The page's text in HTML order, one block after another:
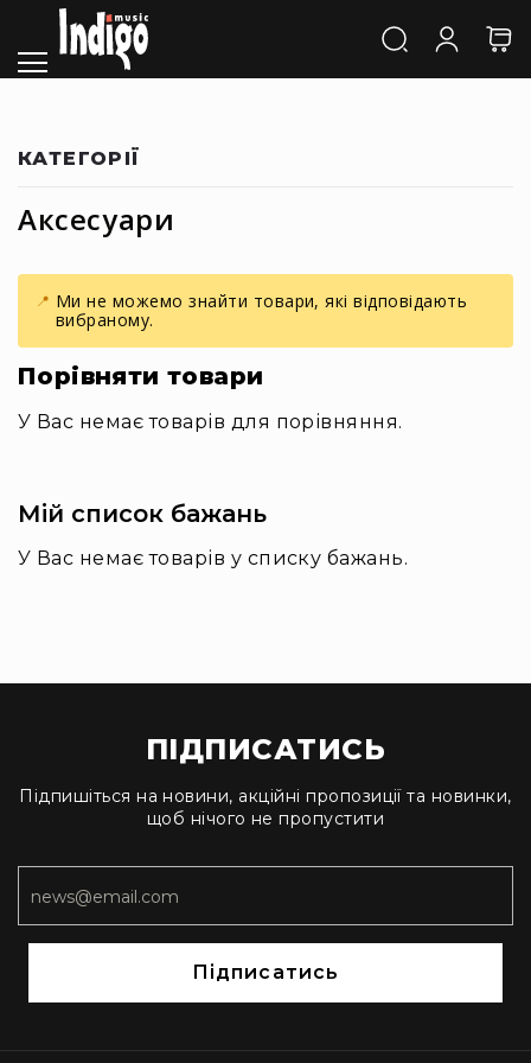
Каталог
Звук
АС
Сабвуфери
Саундбари
Сценічні
Cтудійні
акустика
Інсталяційна
Підсилювачі
Підсилювачі
трансляційні
Портативні
акустичні
комплектуючі
Радіосистеми
Портативні
системи
Стаціонарні
Аксесуари
Ми не можемо знайти товари, які відповідають
вибраному.
КАТЕГОРІЇ
Порівняти товари
У Вас немає товарів для порівняння.
Мій список бажань
У Вас немає товарів у списку бажань.
ПІДПИСАТИСЬ
Підпишіться на новини, акційні пропозиції та новинки,
щоб нічого не пропустити
Підписатись